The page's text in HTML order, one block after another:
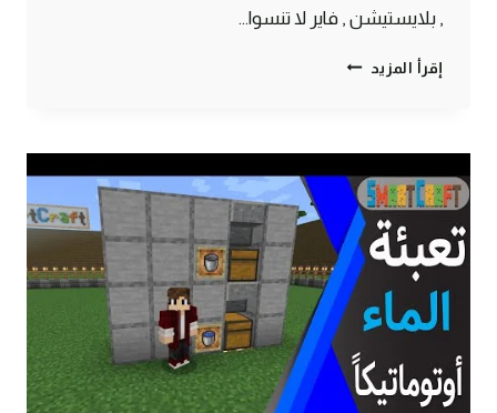
, بلايستيشن , فاير لا تنسوا…
إقرأ المزيد أقوى
يصل
لمسافات
بعيدة
في
ماين
كرافت
الجوال
#SMARTCRAFT